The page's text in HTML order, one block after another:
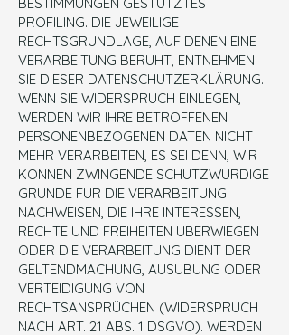
PROFILING. DIE JEWEILIGE
RECHTSGRUNDLAGE, AUF DENEN EINE
VERARBEITUNG BERUHT, ENTNEHMEN
SIE DIESER DATENSCHUTZERKLÄRUNG.
WENN SIE WIDERSPRUCH EINLEGEN,
WERDEN WIR IHRE BETROFFENEN
PERSONENBEZOGENEN DATEN NICHT
MEHR VERARBEITEN, ES SEI DENN, WIR
KÖNNEN ZWINGENDE SCHUTZWÜRDIGE
GRÜNDE FÜR DIE VERARBEITUNG
NACHWEISEN, DIE IHRE INTERESSEN,
RECHTE UND FREIHEITEN ÜBERWIEGEN
ODER DIE VERARBEITUNG DIENT DER
GELTENDMACHUNG, AUSÜBUNG ODER
VERTEIDIGUNG VON
RECHTSANSPRÜCHEN (WIDERSPRUCH
NACH ART. 21 ABS. 1 DSGVO). WERDEN